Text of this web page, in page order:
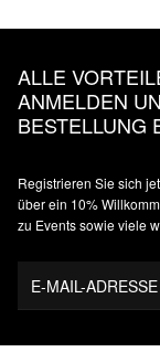
ALLE
ANMELDEN
BESTELLUNG
Registrieren Sie sich
über ein 10%
zu Events sowie viele
E-MAIL-ADRESSE